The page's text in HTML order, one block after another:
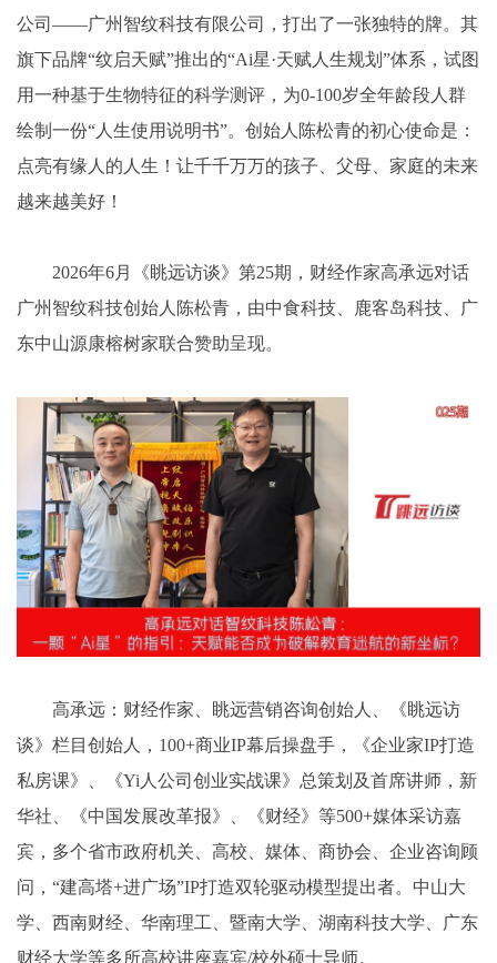
公司——广州智纹科技有限公司，打出了一张独特的牌。其
旗下品牌“纹启天赋”推出的“Ai星·天赋人生规划”体系，试图
用一种基于生物特征的科学测评，为0-100岁全年龄段人群
绘制一份“人生使用说明书”。创始人陈松青的初心使命是：
点亮有缘人的人生！让千千万万的孩子、父母、家庭的未来
越来越美好！
2026年6月《眺远访谈》第25期，财经作家高承远对话
广州智纹科技创始人陈松青，由中食科技、鹿客岛科技、广
东中山源康榕树家联合赞助呈现。
高承远：财经作家、眺远营销咨询创始人、《眺远访
谈》栏目创始人，100+商业IP幕后操盘手，《企业家IP打造
私房课》、《Yi人公司创业实战课》总策划及首席讲师，新
华社、《中国发展改革报》、《财经》等500+媒体采访嘉
宾，多个省市政府机关、高校、媒体、商协会、企业咨询顾
问，“建高塔+进广场”IP打造双轮驱动模型提出者。中山大
学、西南财经、华南理工、暨南大学、湖南科技大学、广东
财经大学等多所高校讲座嘉宾/校外硕士导师。